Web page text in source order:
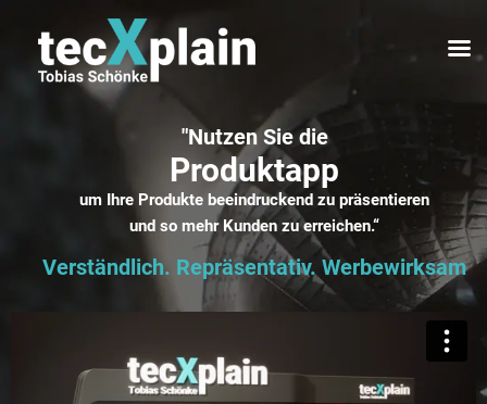
"Nutzen Sie die
Produktapp
um Ihre Produkte beeindruckend zu präsentieren
und so mehr Kunden zu erreichen.“
Verständlich. Repräsentativ. Werbewirksam